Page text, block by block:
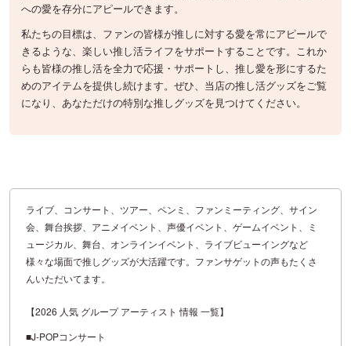
への愛を存分にアピールできます。
私たちの目標は、ファンの皆様が推しに対する愛を常にアピールで
きるような、楽しい推し活ライフをサポートすることです。これか
らも皆様の推し活を全力で応援・サポートし、推し愛を形にするた
めのアイテムを提供し続けます。ぜひ、当店の推し活グッズをご覧
になり、あなただけの特別な推しグッズを見つけてください。
ライブ、コンサート、ツアー、ペンミ、ファンミーティング、サイン
会、舞台挨拶、アニメイベント、声優イベント、ゲームイベント、ミ
ュージカル、舞台、オンラインイベント、ライブビューイングなど
様々な場面で推しグッズが大活躍です。ファンサゲットの声もたくさ
んいただいてます。
【2026 人気 グループ アーティスト 情報 一覧】
■J-POPコンサート